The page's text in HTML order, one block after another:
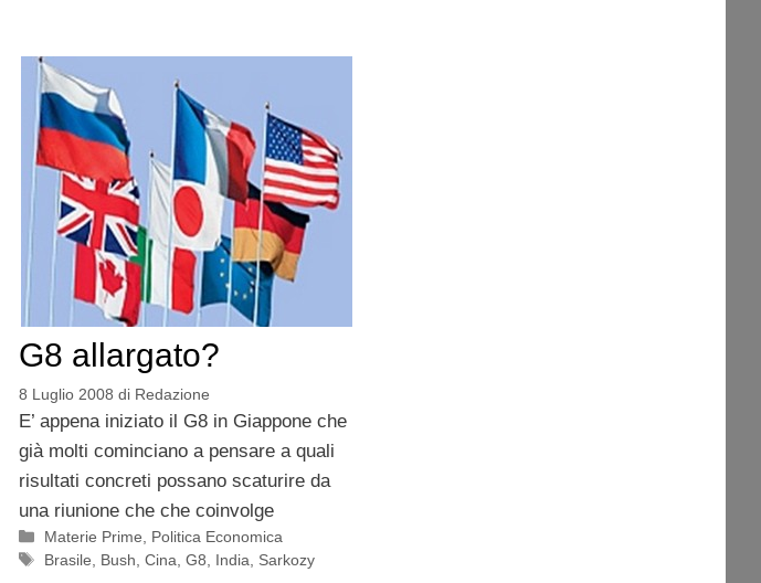
G8 allargato?
8 Luglio 2008 di Redazione
E’ appena iniziato il G8 in Giappone che
già molti cominciano a pensare a quali
risultati concreti possano scaturire da
una riunione che che coinvolge
Categorie
Materie Prime
Politica Economica
Tag
Brasile Bush ,Cina ,G8 India Sarkozy